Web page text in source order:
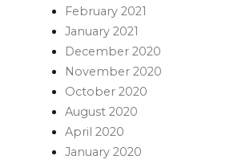
February 2021
January 2021
December 2020
November 2020
October 2020
August 2020
April 2020
January 2020